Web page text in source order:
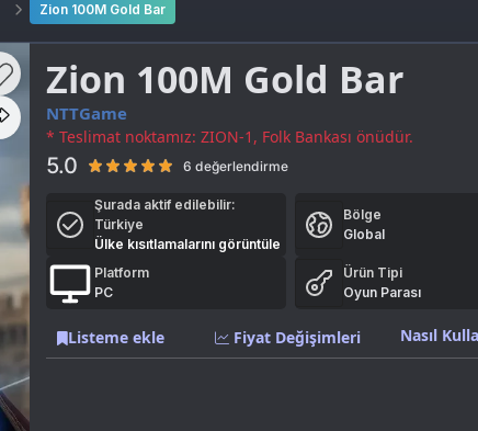
Zion 100M Gold Bar
Zion 100M Gold Bar
NTTGame
* Teslimat noktamız: ZION-1, Folk Bankası önüdür.
5.0 6 değerlendirme
Şurada aktif edilebilir:
Türkiye
Ülke kısıtlamalarını görüntüle
Bölge
Global
Platform
PC
Ürün Tipi
Oyun Parası
Nasıl
Fiyat Değişimleri
Listeme ekle